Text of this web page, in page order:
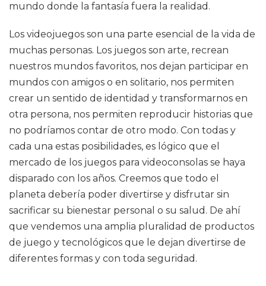
mundo donde la fantasía fuera la realidad.
Los videojuegos son una parte esencial de la vida de
muchas personas. Los juegos son arte, recrean
nuestros mundos favoritos, nos dejan participar en
mundos con amigos o en solitario, nos permiten
crear un sentido de identidad y transformarnos en
otra persona, nos permiten reproducir historias que
no podríamos contar de otro modo. Con todas y
cada una estas posibilidades, es lógico que el
mercado de los juegos para videoconsolas se haya
disparado con los años. Creemos que todo el
planeta debería poder divertirse y disfrutar sin
sacrificar su bienestar personal o su salud. De ahí
que vendemos una amplia pluralidad de productos
de juego y tecnológicos que le dejan divertirse de
diferentes formas y con toda seguridad.